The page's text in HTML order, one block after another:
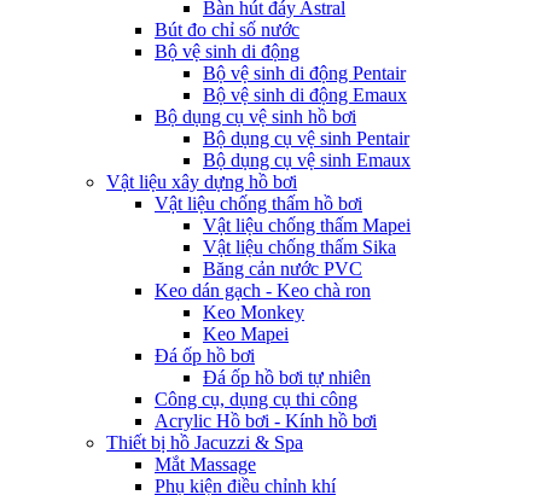
Bàn hút đáy Astral
Bút đo chỉ số nước
Bộ vệ sinh di động
Bộ vệ sinh di động Pentair
Bộ vệ sinh di động Emaux
Bộ dụng cụ vệ sinh hồ bơi
Bộ dụng cụ vệ sinh Pentair
Bộ dụng cụ vệ sinh Emaux
Vật liệu xây dựng hồ bơi
Vật liệu chống thấm hồ bơi
Vật liệu chống thấm Mapei
Vật liệu chống thấm Sika
Băng cản nước PVC
Keo dán gạch - Keo chà ron
Keo Monkey
Keo Mapei
Đá ốp hồ bơi
Đá ốp hồ bơi tự nhiên
Công cụ, dụng cụ thi công
Acrylic Hồ bơi - Kính hồ bơi
Thiết bị hồ Jacuzzi & Spa
Mắt Massage
Phụ kiện điều chỉnh khí